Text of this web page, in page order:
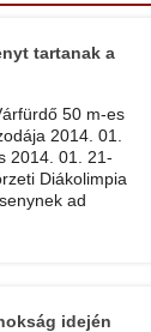
tartanak a
50 m-es
2014. 01.
2014. 01. 21-
Diákolimpia
ad
idején